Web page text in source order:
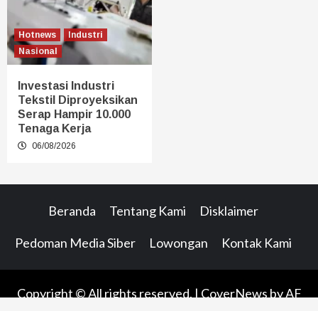
Hotnews
Industri
Nasional
Investasi Industri
Tekstil Diproyeksikan
Serap Hampir 10.000
Tenaga Kerja
06/08/2026
Beranda Tentang Kami Disklaimer
Pedoman Media Siber Lowongan Kontak Kami
Copyright © All rights reserved.|CoverNewsby AF